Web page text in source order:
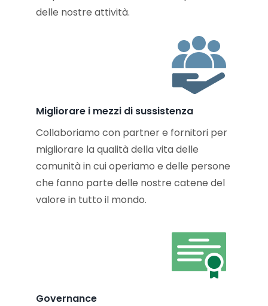
delle nostre attività.
Migliorare i mezzi di sussistenza
Collaboriamo con partner e fornitori per
migliorare la qualità della vita delle
comunità in cui operiamo e delle persone
che fanno parte delle nostre catene del
valore in tutto il mondo.
Governance